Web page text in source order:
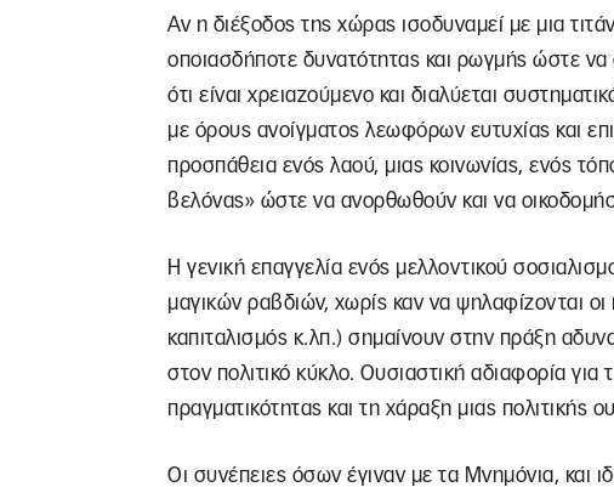
Αν η διέξοδος της χώρας ισοδυναμεί με μια
οποιασδήποτε δυνατότητας και ρωγμής ώστε να
ότι είναι χρειαζούμενο και διαλύεται
με όρους ανοίγματος λεωφόρων ευτυχίας και
προσπάθεια ενός λαού, μιας κοινωνίας, ενός
βελόνας» ώστε να ανορθωθούν και να
Η γενική επαγγελία ενός μελλοντικού
μαγικών ραβδιών, χωρίς καν να ψηλαφίζονται
καπιταλισμός κ.λπ.) σημαίνουν στην πράξη
στον πολιτικό κύκλο. Ουσιαστική αδιαφορία
πραγματικότητας και τη χάραξη μιας πολιτικής
Οι συνέπειες όσων έγιναν με τα Μνημόνια, και